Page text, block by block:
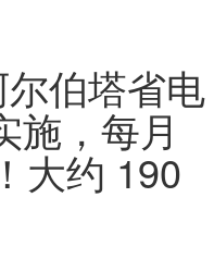
伯塔省电
施，每月
大约 190